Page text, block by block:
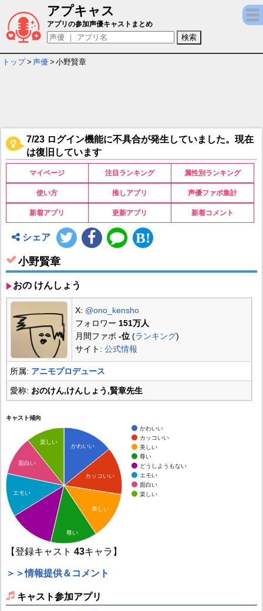
アプキャス
小野賢章 - 担当ゲームキャラ一覧情報
アプリの参加声優キャストまとめ
トップ > 声優 > 小野賢章
7/23 ログイン機能に不具合が発生していました。現在
は復旧しています
マイページ 注目ランキング 属性別ランキング
使い方 推しアプリ 声優ファボ集計
新着アプリ 更新アプリ 新着コメント
シェア
小野賢章
おの けんしょう
X: @ono_kensho
フォロワー 151万人
月間ファボ -位(ランキング)
サイト: 公式情報
所属: アニモプロデュース
愛称: おのけん,けんしょう,賢章先生
キャスト傾向
かわいい
カッコいい
美しい
尊い
どうしようもない
エモい
面白い
楽しい
かわいい
カッコいい
美しい
楽しい
面白い
エモい
尊い
【登録キャスト 43キャラ】
＞＞情報提供＆コメント
キャスト参加アプリ